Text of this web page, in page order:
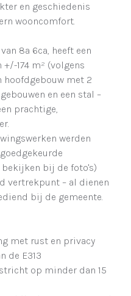
en geschiedenis
wooncomfort.
8a 6ca, heeft een
174 m² (volgens
hoofdgebouw met 2
en een stal –
prachtige,
werden
bij de foto's)
vertrekpunt – al dienen
bij de gemeente.
met rust en privacy
de E313
op minder dan 15